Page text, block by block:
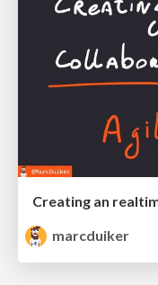
marcduiker